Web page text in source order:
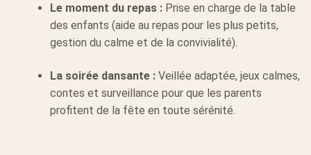
Le moment du repas :Prise en charge de la table
des enfants (aide au repas pour les plus petits,
gestion du calme et de la convivialité).
La soirée dansante :Veillée adaptée, jeux calmes,
contes et surveillance pour que les parents
profitent de la fête en toute sérénité.